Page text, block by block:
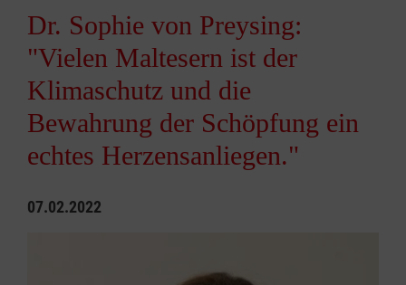
Dr. Sophie von Preysing:
"Vielen Maltesern ist der
Klimaschutz und die
Bewahrung der Schöpfung ein
echtes Herzensanliegen."
07.02.2022